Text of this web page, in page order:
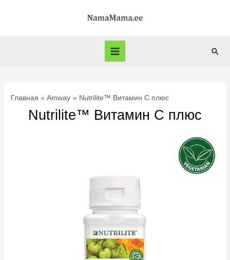
Main
Главная Amway Nutrilite™ Витамин С плюс
Nutrilite™ Витамин С плюс